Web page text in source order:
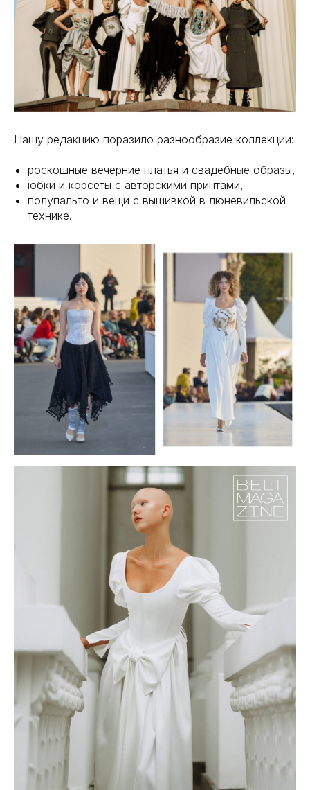
Нашу редакцию поразило разнообразие коллекции:
роскошные вечерние платья и свадебные образы,
юбки и корсеты с авторскими принтами,
полупальто и вещи с вышивкой в люневильской
технике.